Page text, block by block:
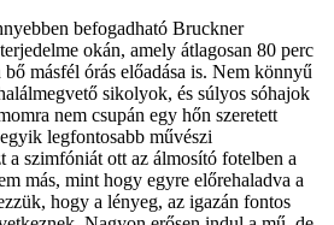
befogadható Bruckner
okán, amely átlagosan 80 perc
másfél órás előadása is. Nem könnyű
sikolyok, és súlyos sóhajok
nem csupán egy hőn szeretett
legfontosabb művészi
a szimfóniát ott az álmosító fotelben a
más, mint hogy egyre előrehaladva a
hogy a lényeg, az igazán fontos